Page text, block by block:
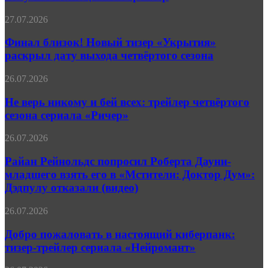
от
получил
трейлер
Финал
Новый
«Укрытия»
дату
четвёртого
сезона
27.07.2026
Финал близок! Новый тизер «Укрытия»
раскрыл дату выхода четвёртого сезона
Не
никому
и
бей
трейлер
сезона
сериала
«Ричер»
26.07.2026
Не верь никому и бей всех: трейлер четвёртого
сезона сериала «Ричер»
Райан
попросил
Роберта
Дауни-
младшего
его
«Мстители:
Доктор
Дум»:
26.07.2026
Райан Рейнольдс попросил Роберта Дауни-
младшего взять его в «Мстители: Доктор Дум»:
Дэдпулу отказали (видео)
Добро
в
настоящий
киберпанк:
26.07.2026
Добро пожаловать в настоящий киберпанк:
тизер-трейлер сериала «Нейромант»